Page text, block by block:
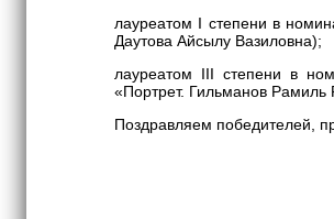
лауреатом I степени в
Даутова Айсылу Вазиловна);
лауреатом III степени в
«Портрет. Гильманов Рамиль
Поздравляем победителей,